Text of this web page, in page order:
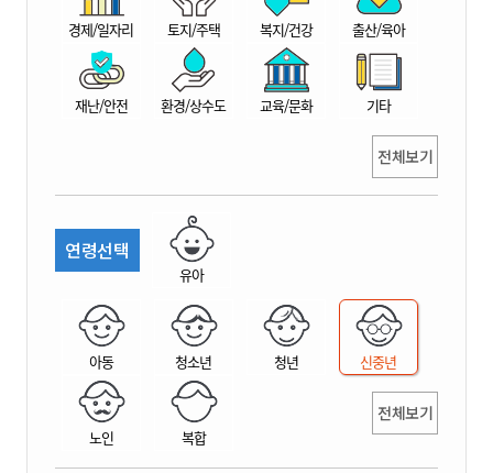
산
경제/일자리 토지/주택 복지/건강 출산/육아
재난/안전 환경/상수도 교육/문화 기타
전체보기
연령선택
유아
아동 청소년 청년 신중년
노인 복합
전체보기